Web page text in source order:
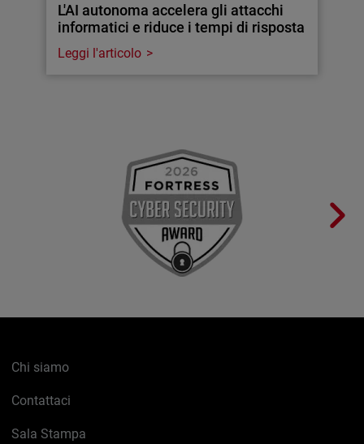
L'AI autonoma accelera gli attacchi
informatici e riduce i tempi di risposta
Leggi l'articolo
Chi siamo
Contattaci
Sala Stampa